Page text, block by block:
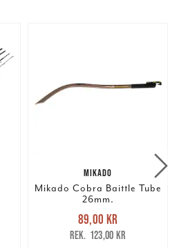
MIKADO
Mikado Cobra Baittle Tube
26mm.
Nuvarande pris
89,00 krTidigare pris
123,00 kr
89,00 kr
123,00 kr